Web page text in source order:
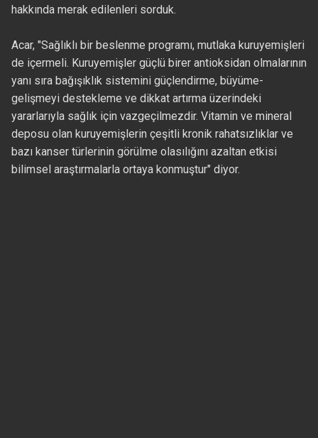
hakkında merak edilenleri sorduk.
Acar, "Sağlıklı bir beslenme programı, mutlaka kuruyemişleri
de içermeli. Kuruyemişler güçlü birer antioksidan olmalarının
yanı sıra bağışıklık sistemini güçlendirme, büyüme-
gelişmeyi destekleme ve dikkat artırma üzerindeki
yararlarıyla sağlık için vazgeçilmezdir. Vitamin ve mineral
deposu olan kuruyemişlerin çeşitli kronik rahatsızlıklar ve
bazı kanser türlerinin görülme olasılığını azaltan etkisi
bilimsel araştırmalarla ortaya konmuştur" diyor.